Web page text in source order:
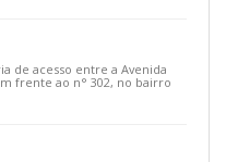
de acesso entre a Avenida
frente ao n° 302, no bairro